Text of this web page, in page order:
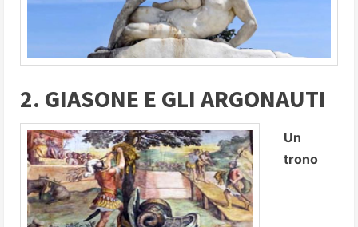
2. GIASONE E GLI ARGONAUTI
Un
trono